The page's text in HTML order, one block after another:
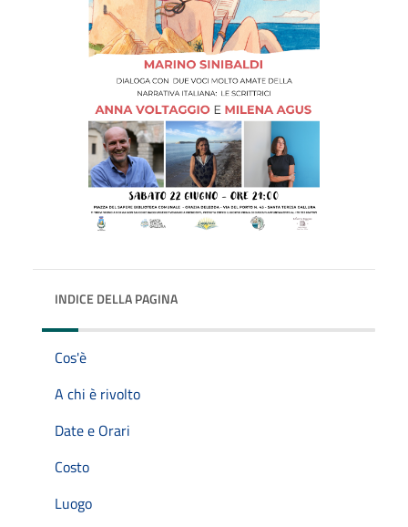
INDICE DELLA PAGINA
Cos'è
A chi è rivolto
Date e Orari
Costo
Luogo